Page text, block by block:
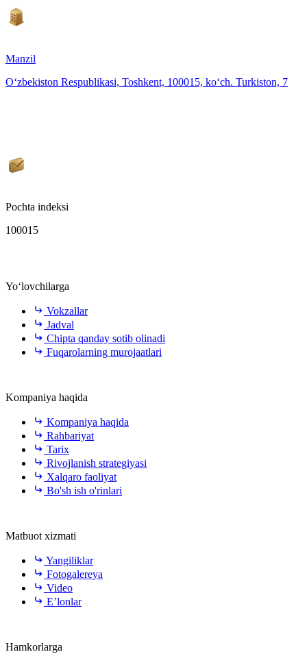
Manzil
O‘zbekiston Respublikasi, Toshkent, 100015, ko‘ch. Turkiston, 7
Pochta indeksi
100015
Yo‘lovchilarga
Vokzallar
Jadval
Chipta qanday sotib olinadi
Fuqarolarning murojaatlari
Kompaniya haqida
Kompaniya haqida
Rahbariyat
Tarix
Rivojlanish strategiyasi
Xalqaro faoliyat
Bo'sh ish o'rinlari
Matbuot xizmati
Yangiliklar
Fotogalereya
Video
E’lonlar
Hamkorlarga